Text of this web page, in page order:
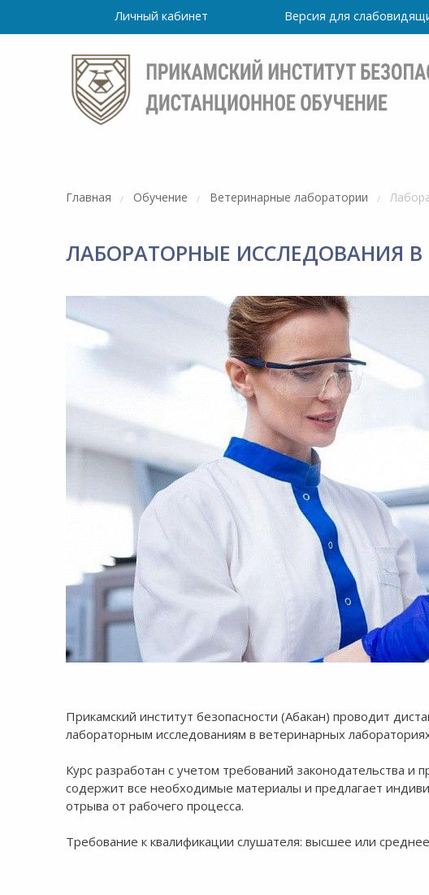
Личный кабинет Версия для
Главная Обучение Ветеринарные лаборатории
ЛАБОРАТОРНЫЕ ИССЛЕДОВАНИЯ
Прикамский институт безопасности (Абакан) проводит
лабораторным исследованиям в ветеринарных
Курс разработан с учетом требований законодательства и
содержит все необходимые материалы и предлагает
отрыва от рабочего процесса.
Требование к квалификации слушателя: высшее или